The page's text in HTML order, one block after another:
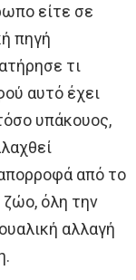
είτε σε
πηγή
τι
αυτό έχει
υπάκουος,
από το
ζώο, όλη την
αλλαγή